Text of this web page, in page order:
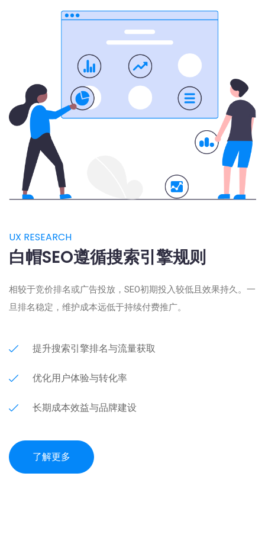
UX RESEARCH
白帽SEO遵循搜索引擎规则
相较于竞价排名或广告投放，SEO初期投入较低且效果持久。一
旦排名稳定，维护成本远低于持续付费推广。
提升搜索引擎排名与流量获取
优化用户体验与转化率
长期成本效益与品牌建设
了解更多